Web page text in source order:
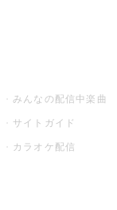
みんなの配信中楽曲
サイトガイド
カラオケ配信